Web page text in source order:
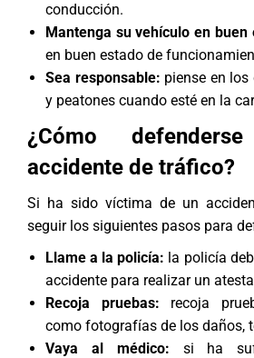
conducción.
Mantenga su vehículo en buen
en buen estado de
Sea responsable: piense en
y peatones cuando esté en la
¿Cómo
accidente de tráfico?
Si ha sido víctima de un
seguir los siguientes pasos para
Llame a la policía: la policía
accidente para realizar un
Recoja pruebas: recoja
como fotografías de los daños,
Vaya al médico: si ha